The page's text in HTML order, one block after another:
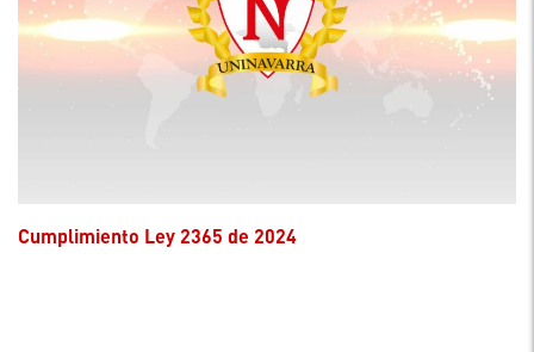
Cumplimiento Ley 2365 de 2024